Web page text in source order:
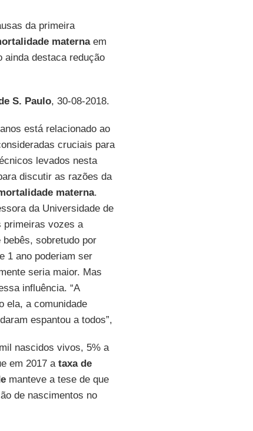
da primeira
maternaem
destaca redução
S. Paulo, 30-08-2018.
está relacionado ao
cruciais para
levados nesta
discutir as razões da
materna.
da Universidade de
vozes a
sobretudo por
1 ano poderiam ser
seria maior. Mas
influência. “A
ela, a comunidade
espantou a todos”,
nascidos vivos, 5% a
em 2017 a taxa de
manteve a tese de que
de nascimentos no